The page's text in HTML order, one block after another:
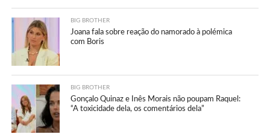
BIG BROTHER
Joana fala sobre reação do namorado à polémica
com Boris
BIG BROTHER
Gonçalo Quinaz e Inês Morais não poupam Raquel:
“A toxicidade dela, os comentários dela”